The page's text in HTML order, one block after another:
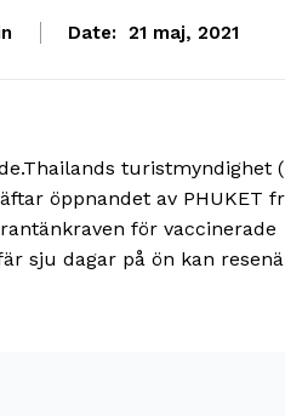
Date: 21 maj, 2021
turistmyndighet
öppnandet av PHUKET
för vaccinerade
sju dagar på ön kan